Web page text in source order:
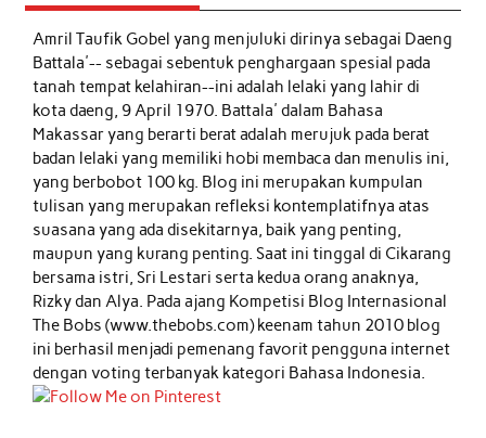
Amril Taufik Gobelyang menjuluki dirinya sebagai Daeng
Battala'-- sebagai sebentuk penghargaan spesial pada
tanah tempat kelahiran--ini adalah lelaki yang lahir di
kota daeng, 9 April 1970. Battala' dalam Bahasa
Makassar yang berarti berat adalah merujuk pada berat
badan lelaki yang memiliki hobi membaca dan menulis ini,
yang berbobot 100 kg. Blog ini merupakan kumpulan
tulisan yang merupakan refleksi kontemplatifnya atas
suasana yang ada disekitarnya, baik yang penting,
maupun yang kurang penting. Saat ini tinggal di Cikarang
bersama istri, Sri Lestari serta kedua orang anaknya,
Rizky dan Alya. Pada ajang Kompetisi Blog Internasional
The Bobs (www.thebobs.com) keenam tahun 2010 blog
ini berhasil menjadi pemenang favorit pengguna internet
dengan voting terbanyak kategori Bahasa Indonesia.